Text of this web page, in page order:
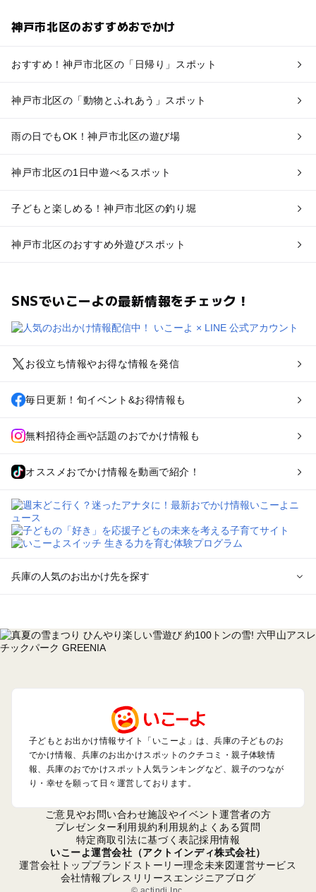
神戸市北区のおすすめおでかけ
おすすめ！神戸市北区の「日帰り」スポット
神戸市北区の「動物とふれあう」スポット
雨の日でもOK！神戸市北区の遊び場
神戸市北区の1日中遊べるスポット
子どもと楽しめる！神戸市北区の釣り堀
神戸市北区のおすすめ外遊びスポット
SNSでいこーよの最新情報をチェック！
お役立ち情報やお得な情報を発信
毎日更新！旬イベント&お得情報も
無料招待企画や話題のおでかけ情報も
オススメおでかけ情報を動画で紹介！
兵庫の人気のお出かけ先を探す
を探す
神戸・有馬・六甲山・西宮・明石のプールお出かけ
淡路島のプールお出かけ
城崎・豊岡・竹野のプールお出かけ
神鍋・養父・和田山・鉢伏のプールお出かけ
香住・湯村・浜坂のプールお出かけ
兵庫の定番お出かけスポット
兵庫の動物園
兵庫のバーベキュー
兵庫の牧場
兵庫のプール
子どもとお出かけ情報サイト「いこーよ」は、兵庫の子どものお
でかけ情報、兵庫のお出かけスポットのクチコミ・親子体験情
報、兵庫のおでかけスポット人気ランキングなど、親子のつなが
り・幸せを願って日々運営しております。
ご意見やお問い合わせ施設やイベント運営者の方
プレゼンター利用規約利用規約よくある質問
特定商取引法に基づく表記採用情報
いこーよ運営会社（アクトインディ株式会社）
運営会社トップブランドストーリー理念未来図運営サービス
会社情報プレスリリース エンジニアブログ